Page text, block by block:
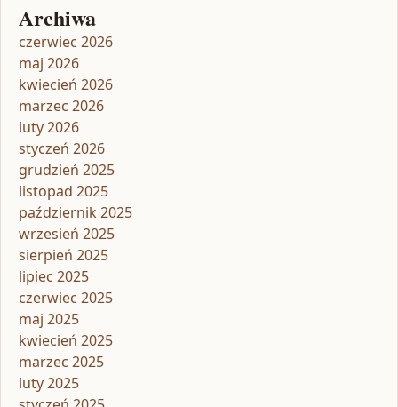
Archiwa
czerwiec 2026
maj 2026
kwiecień 2026
marzec 2026
luty 2026
styczeń 2026
grudzień 2025
listopad 2025
październik 2025
wrzesień 2025
sierpień 2025
lipiec 2025
czerwiec 2025
maj 2025
kwiecień 2025
marzec 2025
luty 2025